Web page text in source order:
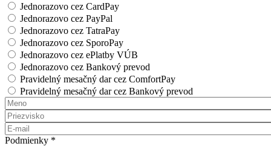
Jednorazovo cez CardPay
Jednorazovo cez PayPal
Jednorazovo cez TatraPay
Jednorazovo cez SporoPay
Jednorazovo cez ePlatby VÚB
Jednorazovo cez Bankový prevod
Pravidelný mesačný dar cez ComfortPay
Pravidelný mesačný dar cez Bankový prevod
Meno
Priezvisko
E-mail
Podmienky *